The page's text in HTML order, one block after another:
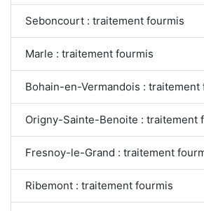
Seboncourt : traitement fourmis
Marle : traitement fourmis
Bohain-en-Vermandois : traitement
Origny-Sainte-Benoite : traitement
Fresnoy-le-Grand : traitement
Ribemont : traitement fourmis